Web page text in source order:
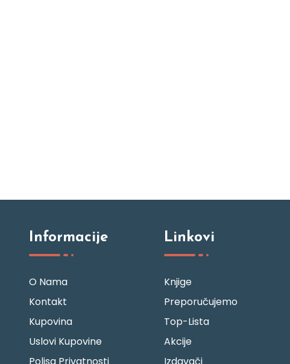
Informacije
O Nama
Kontakt
Kupovina
Uslovi Kupovine
Linkovi
Knjige
Preporučujemo
Top-Lista
Akcije